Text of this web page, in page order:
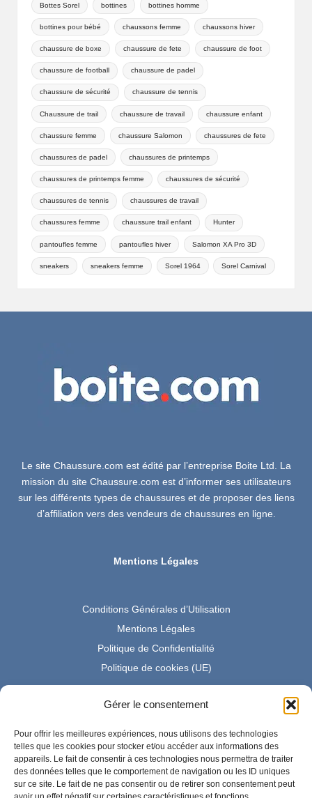
Gérer le consentement
Pour offrir les meilleures expériences, nous utilisons des technologies
telles que les cookies pour stocker et/ou accéder aux informations des
appareils. Le fait de consentir à ces technologies nous permettra de traiter
des données telles que le comportement de navigation ou les ID uniques
sur ce site. Le fait de ne pas consentir ou de retirer son consentement peut
Bottes Sorel bottines bottines homme
bottines pour bébé chaussons femme chaussons hiver
chaussure de boxe chaussure de fete chaussure de foot
chaussure de football chaussure de padel
chaussure de sécurité chaussure de tennis
Chaussure de trail chaussure de travail chaussure enfant
chaussure femme chaussure Salomon chaussures de fete
chaussures de padel chaussures de printemps
chaussures de printemps femme chaussures de sécurité
chaussures de tennis chaussures de travail
chaussures femme chaussure trail enfant Hunter
pantoufles femme pantoufles hiver Salomon XA Pro 3D
sneakers sneakers femme Sorel 1964 Sorel Carnival
Le site Chaussure.com est édité par l’entreprise Boite Ltd. La
mission du site Chaussure.com est d’informer ses utilisateurs
sur les différents types de chaussures et de proposer des liens
d’affiliation vers des vendeurs de chaussures en ligne.
Mentions Légales
Conditions Générales d’Utilisation
Mentions Légales
Politique de Confidentialité
Politique de cookies (UE)
En tant que Partenaire Amazon, je réalise un bénéfice sur les
achats remplissant les conditions requises.